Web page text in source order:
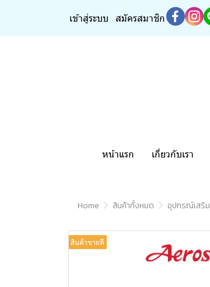
เข้าสู่ระบบ สมัครสมาชิก
หน้าแรก เกี่ยวกับเรา
Home สินค้าทั้งหมด อุปกรณ์เสริม
สินค้าขายดี